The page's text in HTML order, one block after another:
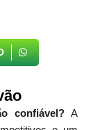
confiável?A